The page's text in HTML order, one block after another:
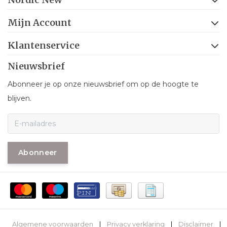
Mijn Account
Klantenservice
Nieuwsbrief
Abonneer je op onze nieuwsbrief om op de hoogte te
blijven.
Abonneer
Algemene voorwaarden | Privacy verklaring | Disclaimer |